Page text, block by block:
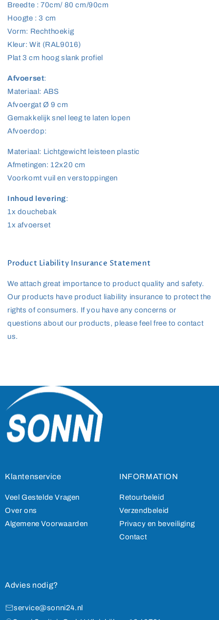
Breedte : 70cm/ 80 cm/90cm
Hoogte : 3 cm
Vorm: Rechthoekig
Kleur: Wit (RAL9016)
Plat 3 cm hoog slank profiel
Afvoerset:
Materiaal: ABS
Afvoergat Ø 9 cm
Gemakkelijk snel leeg te laten lopen
Afvoerdop:
Materiaal: Lichtgewicht leisteen plastic
Afmetingen: 12x20 cm
Voorkomt vuil en verstoppingen
Inhoud levering:
1x douchebak
1x afvoerset
Product Liability Insurance Statement
We attach great importance to product quality and safety.
Our products have product liability insurance to protect the
rights of consumers. If you have any concerns or
questions about our products, please feel free to contact
us.
Klantenservice
Veel Gestelde Vragen
Over ons
Algemene Voorwaarden
INFORMATION
Retourbeleid
Verzendbeleid
Privacy en beveiliging
Contact
Advies nodig?
service@sonni24.nl